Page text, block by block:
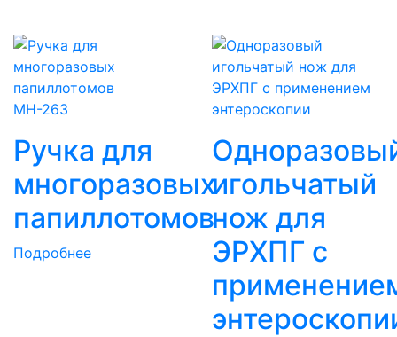
MH-263
Ручка для
многоразовых
папиллотомов
Подробнее
игольчатый
нож для
ЭРХПГ с